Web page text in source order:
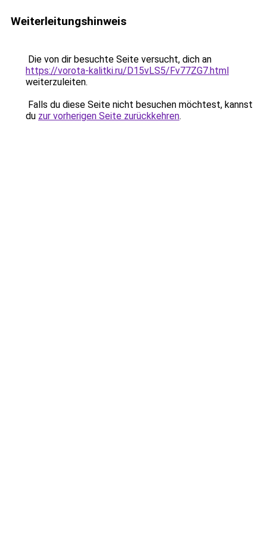
Weiterleitungshinweis
Die von dir besuchte Seite versucht, dich an
https://vorota-kalitki.ru/D15vLS5/Fv77ZG7.html
weiterzuleiten.
Falls du diese Seite nicht besuchen möchtest, kannst
du zur vorherigen Seite zurückkehren.